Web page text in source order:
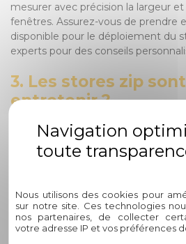
mesurer avec précision la largeur
fenêtres. Assurez-vous de prendre
disponible pour le déploiement du
experts pour des conseils
3. Les stores zip
entretenir ?
Oui, les stores zip sont
Un nettoyage régulier avec un
savonneuse peut suffire pour
endommager le tissu ou les
Exemple concret :
Nous utilisons des cookies pour
sur notre site. Ces technologies
nos partenaires, de collecter
votre adresse IP et vos préférences